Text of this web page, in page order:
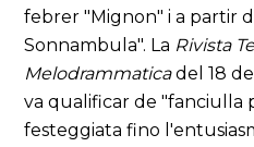
febrer "Mignon" i a partir
Sonnambula". La Rivista
Melodrammaticadel 18
va qualificar de "fanciulla
festeggiata fino